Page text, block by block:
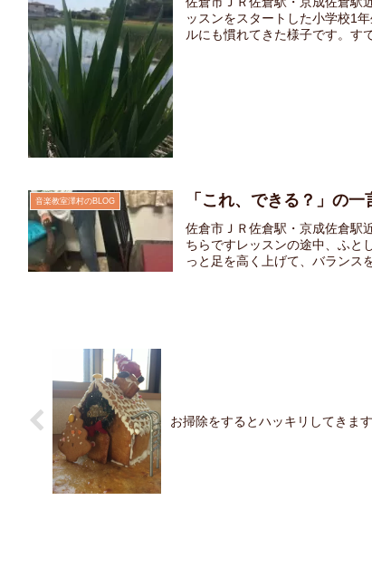
ッスンをスタートした小学校1
ルにも慣れてきた様子です。す
音楽教室澤村のBLOG 「これ、できる？」の
佐倉市ＪＲ佐倉駅・京成佐倉駅
ちらですレッスンの途中、ふと
っと足を高く上げて、バランス
お掃除をするとハッキリしてきます